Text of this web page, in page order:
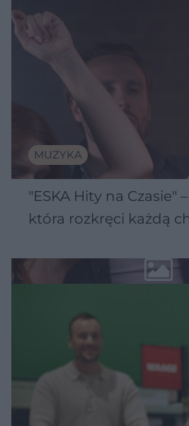
MUZYKA
"ESKA Hity na Czasie"
która rozkręci każdą